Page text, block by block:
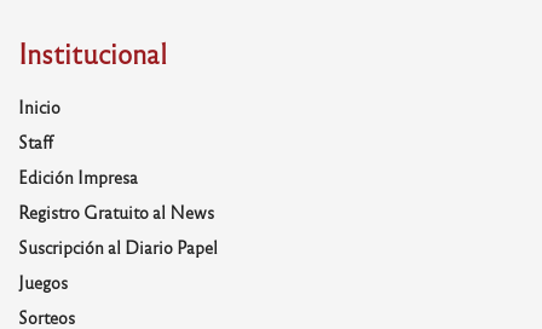
Institucional
Inicio
Staff
Edición Impresa
Registro Gratuito al News
Suscripción al Diario Papel
Juegos
Sorteos